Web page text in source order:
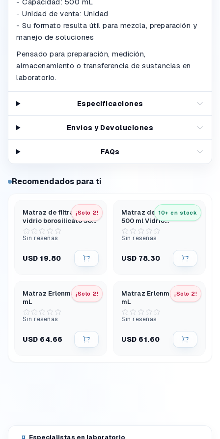
- Unidad de venta: Unidad
- Su formato resulta útil para mezcla, preparación y
manejo de soluciones
Pensado para preparación, medición,
almacenamiento o transferencia de sustancias en
laboratorio.
Especificaciones
Envíos y Devoluciones
FAQs
Recomendados para ti
¡Solo 2!
Matraz de filtración de
vidrio borosilicato 500
ML con cuello
atornillado
Sin reseñas
USD 19.80
10+ en stock
Matraz de Kohlrausch
500 ml Vidrio
Borosilicato Clase A
Sin reseñas
USD 78.30
¡Solo 2!
Matraz Erlenmeyer 50
mL
Sin reseñas
USD 64.66
¡Solo 2!
Matraz Erlenmeyer 125
mL
Sin reseñas
USD 61.60
Especialistas en laboratorio